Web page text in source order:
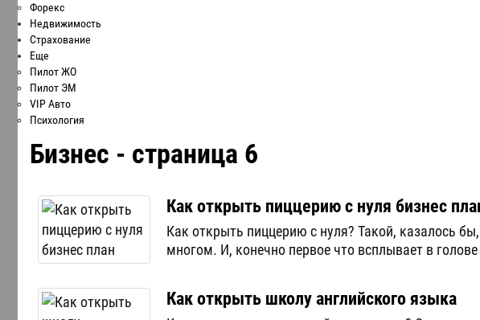
Форекс
Недвижимость
Страхование
Еще
Пилот ЖО
Пилот ЭМ
VIP Авто
Психология
Бизнес - страница 6
Как открыть пиццерию с нуля бизнес
Как открыть пиццерию с нуля? Такой, казалось
многом. И, конечно первое что всплывает в
Как открыть школу английского языка